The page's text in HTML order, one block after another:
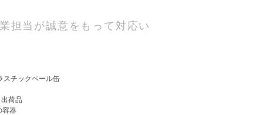
担当が誠意をもって対応い
スチックペール缶
荷品
容器